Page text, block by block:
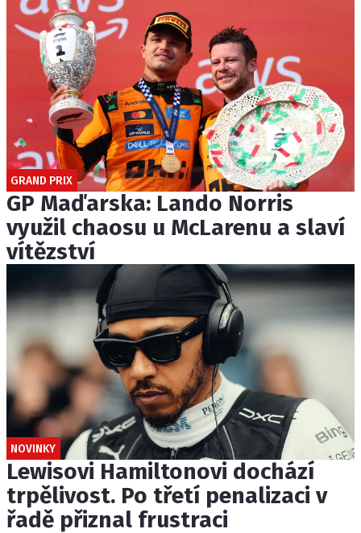
GRAND PRIX
GP Maďarska: Lando Norris
využil chaosu u McLarenu a slaví
vítězství
NOVINKY
Lewisovi Hamiltonovi dochází
trpělivost. Po třetí penalizaci v
řadě přiznal frustraci